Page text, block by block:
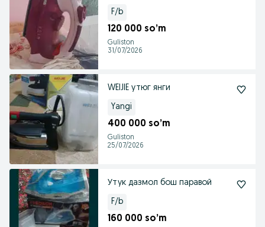
F/b
120 000 so’m
Guliston
31/07/2026
WEIJIE утюг янги
Yangi
400 000 so’m
Guliston
25/07/2026
Утук дазмол бош паравой
F/b
160 000 so’m